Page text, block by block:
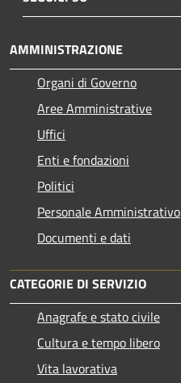
AMMINISTRAZIONE
Organi di Governo
Aree Amministrative
Uffici
Enti e fondazioni
Politici
Personale Amministrativo
Documenti e dati
CATEGORIE DI SERVIZIO
Anagrafe e stato civile
Cultura e tempo libero
Vita lavorativa